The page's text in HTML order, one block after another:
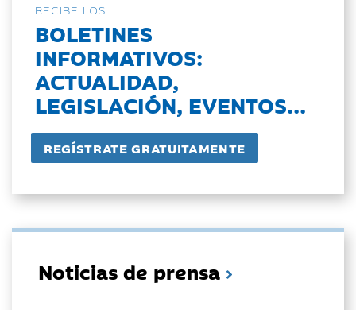
RECIBE LOS
BOLETINES
INFORMATIVOS:
ACTUALIDAD,
LEGISLACIÓN, EVENTOS...
Noticias de prensa